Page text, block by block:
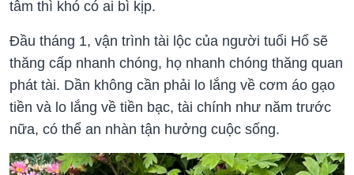
tâm thì khó có ai bì kịp.
Đầu tháng 1, vận trình tài lộc của người tuổi Hổ sẽ
thăng cấp nhanh chóng, họ nhanh chóng thăng quan
phát tài. Dần không cần phải lo lắng về cơm áo gạo
tiền và lo lắng về tiền bạc, tài chính như năm trước
nữa, có thể an nhàn tận hưởng cuộc sống.